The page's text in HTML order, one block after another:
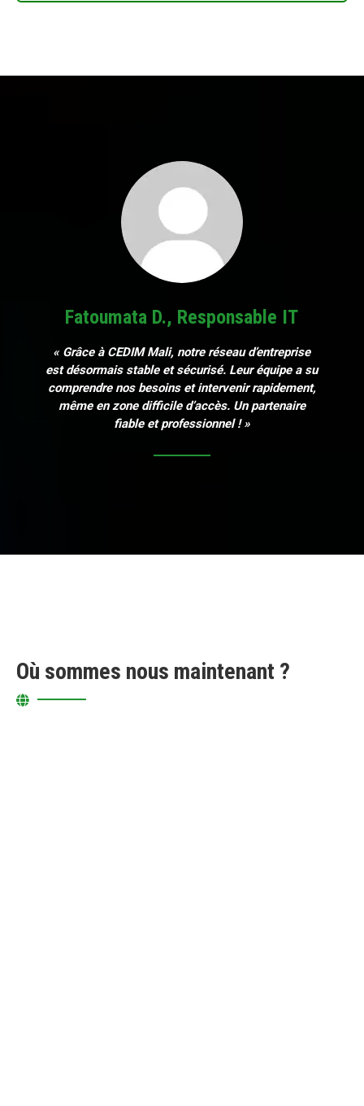
Fatoumata D., Responsable IT
« Grâce à CEDIM Mali, notre réseau d’entreprise
est désormais stable et sécurisé. Leur équipe a su
comprendre nos besoins et intervenir rapidement,
même en zone difficile d’accès. Un partenaire
fiable et professionnel ! »
Où sommes nous maintenant ?